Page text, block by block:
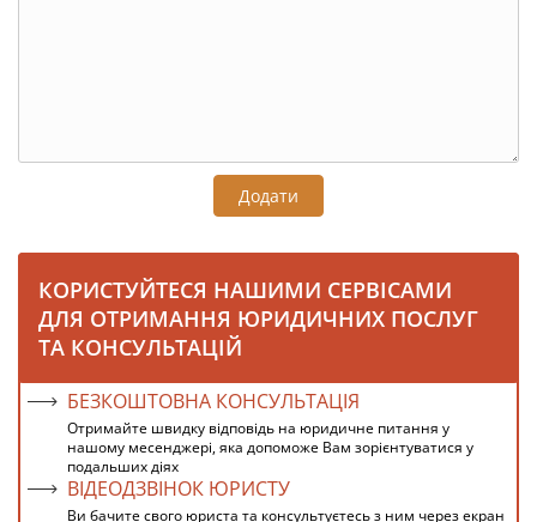
Додати
КОРИСТУЙТЕСЯ НАШИМИ СЕРВІСАМИ
ДЛЯ ОТРИМАННЯ ЮРИДИЧНИХ ПОСЛУГ
ТА КОНСУЛЬТАЦІЙ
БЕЗКОШТОВНА КОНСУЛЬТАЦІЯ
Отримайте швидку відповідь на юридичне питання у
нашому месенджері, яка допоможе Вам зорієнтуватися у
подальших діях
ВІДЕОДЗВІНОК ЮРИСТУ
Ви бачите свого юриста та консультуєтесь з ним через екран